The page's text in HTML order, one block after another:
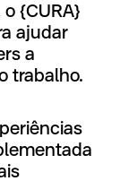
{CURA}
ajudar
a
trabalho.